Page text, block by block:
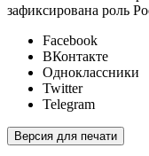
зафиксирована роль
Facebook
ВКонтакте
Одноклассники
Twitter
Telegram
Версия для печати